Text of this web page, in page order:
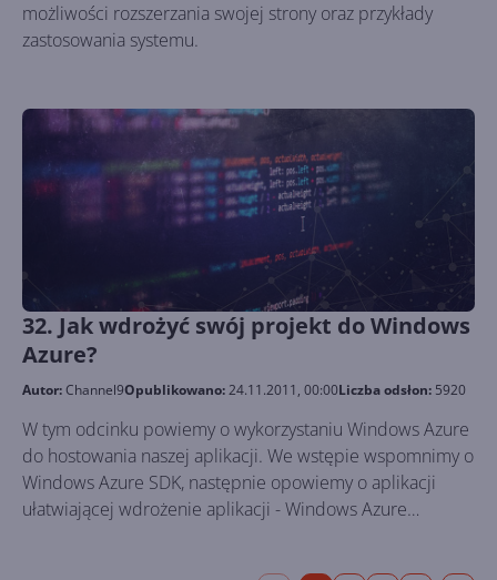
możliwości rozszerzania swojej strony oraz przykłady
zastosowania systemu.
32. Jak wdrożyć swój projekt do Windows
Azure?
Autor:Channel9Opublikowano:24.11.2011, 00:00Liczba odsłon: 5920
W tym odcinku powiemy o wykorzystaniu Windows Azure
do hostowania naszej aplikacji. We wstępie wspomnimy o
Windows Azure SDK, następnie opowiemy o aplikacji
ułatwiającej wdrożenie aplikacji - Windows Azure